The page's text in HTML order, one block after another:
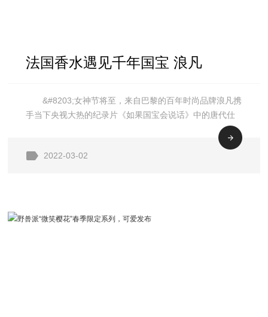
法国香水遇见千年国宝 浪凡
X《如果国宝会说话》联名礼盒为
&#8203;女神节将至，来自巴黎的百年时尚品牌浪凡携
手当下央视大热的纪录片《如果国宝会说话》中的唐代仕
女俑，打造了两款独具匠心与创意的香水礼盒，共奏关于
爱的永恒颂歌。这场跨越千百年，连结东西方的天作之
合，共同歌
2022-03-02